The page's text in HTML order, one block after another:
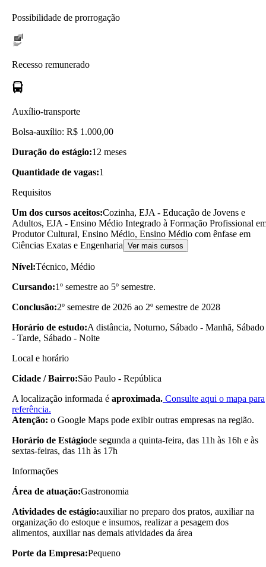
Possibilidade de prorrogação
Recesso remunerado
Auxílio-transporte
Bolsa-auxílio: R$ 1.000,00
Duração do estágio:12 meses
Quantidade de vagas:1
Requisitos
Um dos cursos aceitos:Cozinha, EJA - Educação de Jovens e
Adultos, EJA - Ensino Médio Integrado à Formação Profissional
Produtor Cultural, Ensino Médio, Ensino Médio com ênfase em
Ciências Exatas e Engenharia Ver mais cursos
Nível:Técnico, Médio
Cursando:1º semestre ao 5º semestre.
Conclusão:2º semestre de 2026 ao 2º semestre de 2028
Horário de estudo:A distância, Noturno, Sábado - Manhã, Sábado
- Tarde, Sábado - Noite
Local e horário
Cidade / Bairro:São Paulo - República
A localização informada é aproximada. Consulte aqui o mapa para
referência.
Atenção: o Google Maps pode exibir outras empresas na região.
Horário de Estágiode segunda a quinta-feira, das 11h às 16h e às
sextas-feiras, das 11h às 17h
Informações
Área de atuação:Gastronomia
Atividades de estágio:auxiliar no preparo dos pratos, auxiliar na
organização do estoque e insumos, realizar a pesagem dos
alimentos, auxiliar nas demais atividades da área
Porte da Empresa:Pequeno